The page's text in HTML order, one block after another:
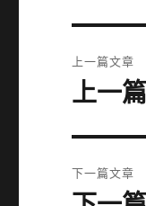
章
上一篇文章
上
篇
文
章:
上一
下一篇文章
下